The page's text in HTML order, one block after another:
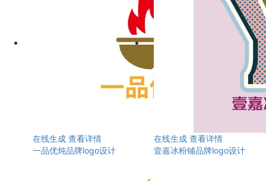
在线生成 查看详情
一品优炖品牌logo设计
在线生成 查看详情
壹嘉冰粉铺品牌logo设计